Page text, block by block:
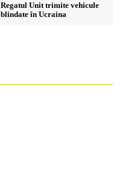
Regatul Unit trimite vehicule
blindate în Ucraina